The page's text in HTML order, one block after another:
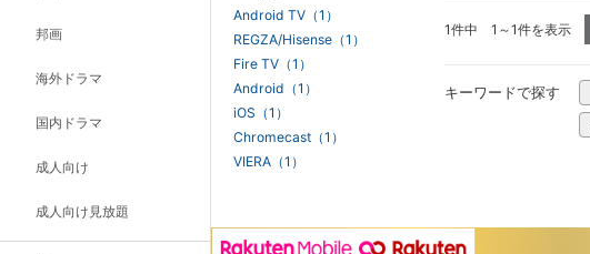
邦画
海外ドラマ
国内ドラマ
成人向け
成人向け見放題
1件中 1～1件を表示
キーワードで探す
Android TV（1）
REGZA/Hisense（1）
Fire TV（1）
Android（1）
iOS（1）
Chromecast（1）
VIERA（1）